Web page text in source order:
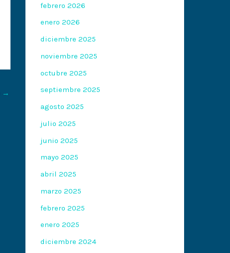
→
febrero 2026
enero 2026
diciembre 2025
noviembre 2025
octubre 2025
septiembre 2025
agosto 2025
julio 2025
junio 2025
mayo 2025
abril 2025
marzo 2025
febrero 2025
enero 2025
diciembre 2024